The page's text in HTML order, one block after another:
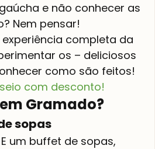
e não conhecer as
Nem pensar!
completa da
os – deliciosos
como são feitos!
com desconto!
Gramado?
sopas
um buffet de sopas,